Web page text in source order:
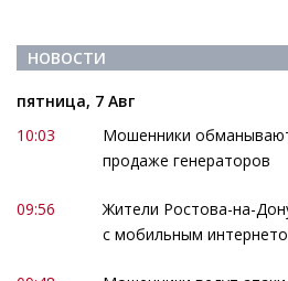
НОВОСТИ
пятница, 7 Авг
10:03
Мошенники
продаже генераторов
09:56
Жители Ростова-на-
с мобильным